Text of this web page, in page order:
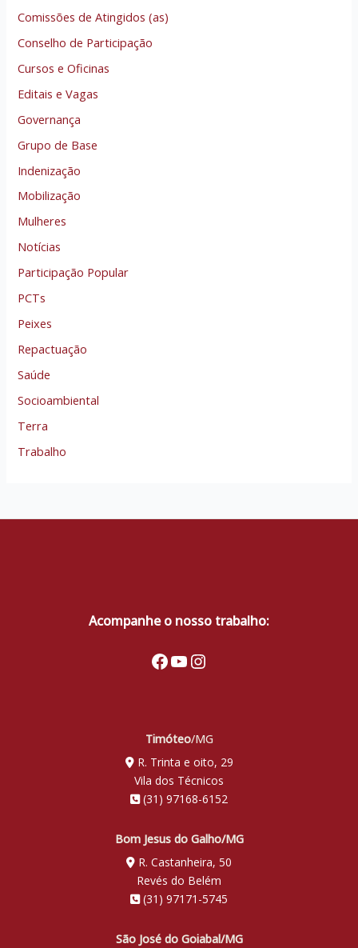
Comissões de Atingidos (as)
Conselho de Participação
Cursos e Oficinas
Editais e Vagas
Governança
Grupo de Base
Indenização
Mobilização
Mulheres
Notícias
Participação Popular
PCTs
Peixes
Repactuação
Saúde
Socioambiental
Terra
Trabalho
Acompanhe o nosso trabalho:
Facebook
Youtube
Instagram
Timóteo/MG
R. Trinta e oito, 29
Vila dos Técnicos
(31) 97168-6152
Bom Jesus do Galho/MG
R. Castanheira, 50
Revés do Belém
(31) 97171-5745
São José do Goiabal/MG